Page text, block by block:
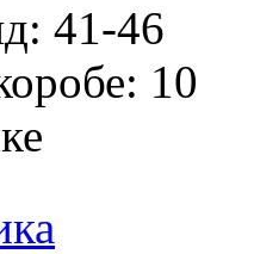
41-46
10